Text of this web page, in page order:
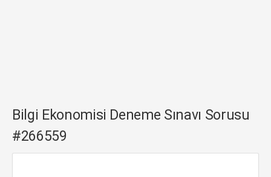
Bilgi Ekonomisi Deneme Sınavı Sorusu
#266559